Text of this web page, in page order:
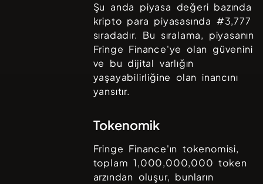
Şu anda piyasa değeri bazında
kripto para piyasasında #3,777
sıradadır. Bu sıralama, piyasanın
Fringe Finance'ye olan güvenini
ve bu dijital varlığın
yaşayabilirliğine olan inancını
yansıtır.
Tokenomik
Fringe Finance'ın tokenomisi,
toplam1,000,000,000 token
arzından oluşur, bunların